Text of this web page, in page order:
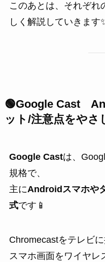
このあとは、それぞれ
しく解説していきます
🟢Google Cast
ット/注意点をやさ
Google Castは、
規格で、
主にAndroidスマホや
式です📱
Chromecastをテレビに
スマホ画面をワイヤレ